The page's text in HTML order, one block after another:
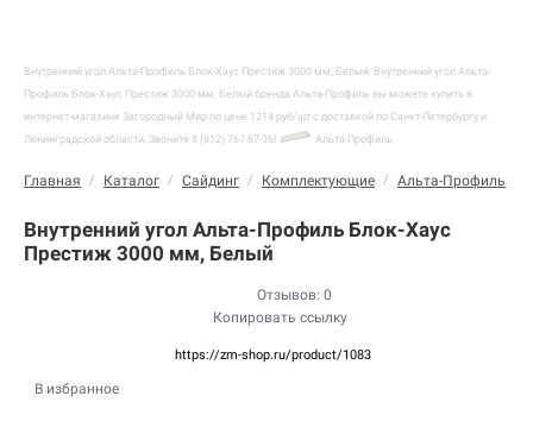
Внутренний угол Альта-Профиль Блок-Хаус Престиж 3000 мм, Белый Внутренний угол Альта-
Профиль Блок-Хаус Престиж 3000 мм, Белый бренда Альта-Профиль вы можете купить в
интернет-магазине Загородный Мир по цене 1214 руб/шт с доставкой по Санкт-Петербургу и
Ленинградской области. Звоните 8 (812) 767-87-36!
Альта-Профиль
Главная / Каталог / Сайдинг / Комплектующие / Альта-Профиль
Внутренний угол Альта-Профиль Блок-Хаус
Престиж 3000 мм, Белый
Отзывов: 0
Копировать ссылку
https://zm-shop.ru/product/1083
В избранное